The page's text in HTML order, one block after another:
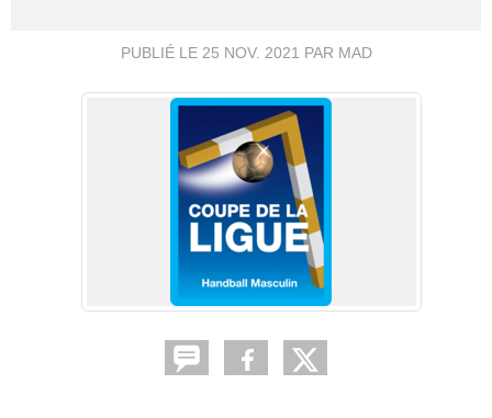
PUBLIÉ LE 25 NOV. 2021 PAR MAD